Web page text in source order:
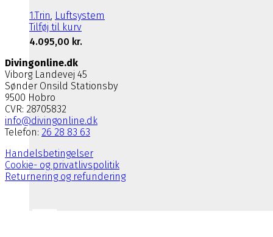
1.Trin, Luftsystem
Tilføj til kurv
4.095,00 kr.
Divingonline.dk
Viborg Landevej 45
Sønder Onsild Stationsby
9500 Hobro
CVR: 28705832
info@divingonline.dk
Telefon: 26 28 83 63
Handelsbetingelser
Cookie- og privatlivspolitik
Returnering og refundering